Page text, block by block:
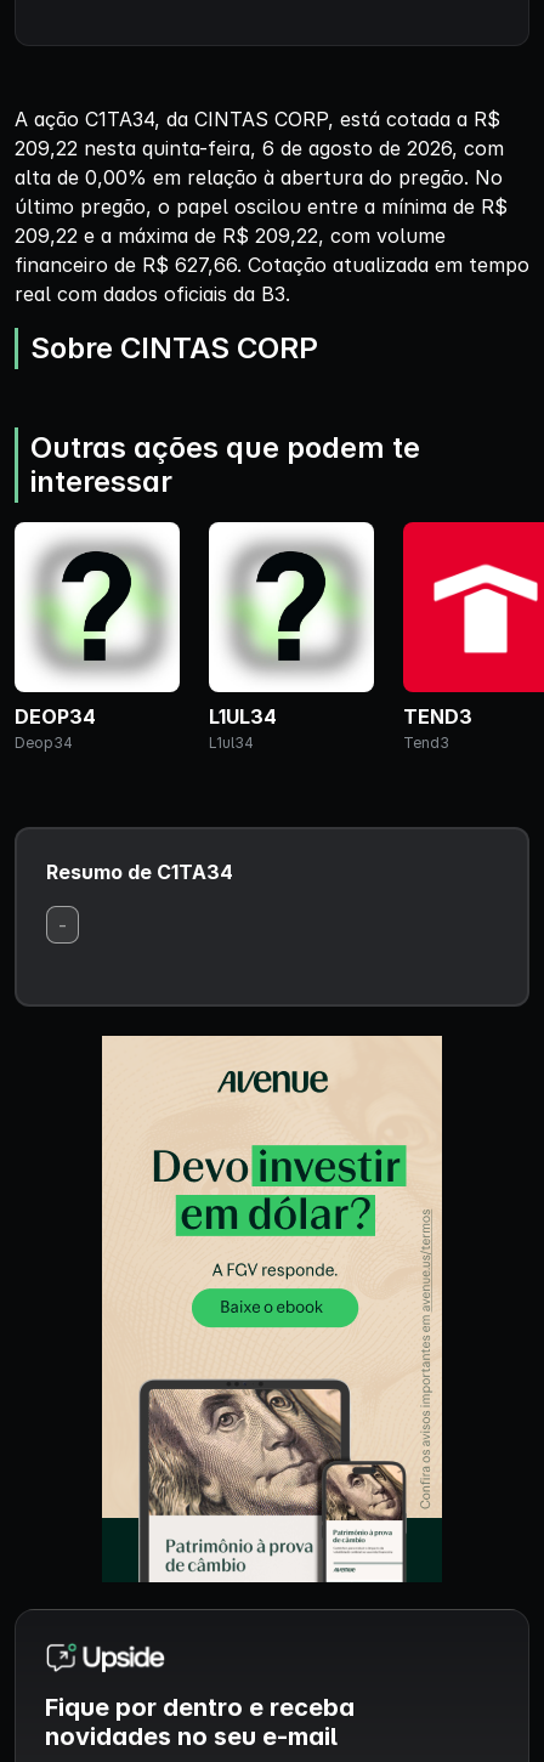
A ação C1TA34, da CINTAS CORP, está cotada a R$
209,22 nesta quinta-feira, 6 de agosto de 2026, com
alta de 0,00% em relação à abertura do pregão. No
último pregão, o papel oscilou entre a mínima de R$
209,22 e a máxima de R$ 209,22, com volume
financeiro de R$ 627,66. Cotação atualizada em tempo
real com dados oficiais da B3.
Sobre CINTAS CORP
Outras ações que podem te
interessar
DEOP34
Deop34
L1UL34
L1ul34
TEND3
Tend3
Resumo de C1TA34
-
Fique por dentro e receba
novidades no seu e-mail